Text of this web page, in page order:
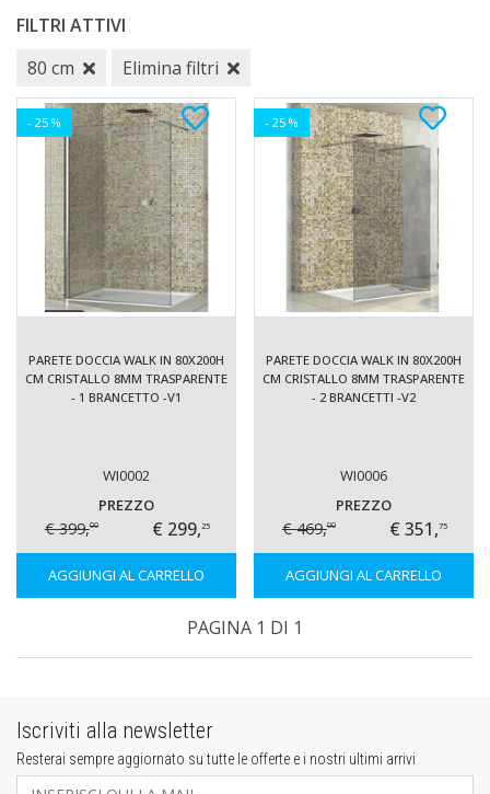
FILTRI ATTIVI
80 cm
Elimina filtri
- 25 %
PARETE DOCCIA WALK IN 80X200H
CM CRISTALLO 8MM TRASPARENTE
- 1 BRANCETTO -V1
WI0002
PREZZO
€ 399,00 € 299,25
AGGIUNGI AL CARRELLO
- 25 %
PARETE DOCCIA WALK IN 80X200H
CM CRISTALLO 8MM TRASPARENTE
- 2 BRANCETTI -V2
WI0006
PREZZO
€ 469,00 € 351,75
AGGIUNGI AL CARRELLO
PAGINA 1 DI 1
Iscriviti alla newsletter
Resterai sempre aggiornato su tutte le offerte e i nostri ultimi arrivi